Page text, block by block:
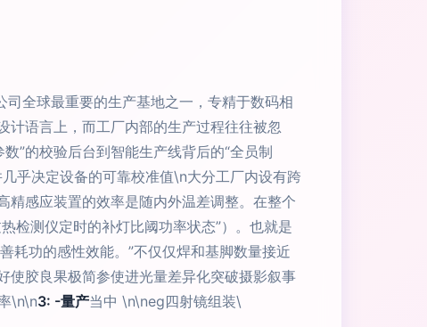
全球最重要的生产基地之一，专精于数码相
计语言上，而工厂内部的生产过程往往被忽
”的校验后台到智能生产线背后的“全员制
乎决定设备的可靠校准值\n大分工厂内设有跨
精感应装置的效率是随内外温差调整。在整个
检测仪定时的补灯比阈功率状态”）。也就是
耗功的感性效能。”不仅仅焊和基脚数量接近
胶良果极简参使进光量差异化突破摄影叙事
\n\n3: -量产当中 \n\neg四射镜组装\